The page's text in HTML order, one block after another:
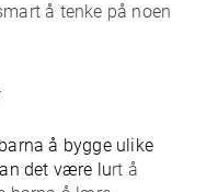
å tenke på noen
å bygge ulike
det være lurt å